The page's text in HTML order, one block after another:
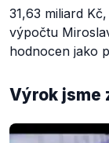
31,63 miliard
výpočtu
hodnocen jako
Výrok jsme